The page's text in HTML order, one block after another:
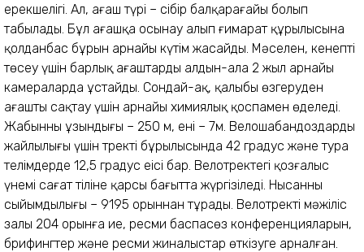
ерекшелігі. Ал, ағаш түрі – сібір балқарағайы болып
табылады. Бұл ағашқа осынау алып ғимарат құрылысына
қолданбас бұрын арнайы күтім жасайды. Мәселен, кенепті
төсеу үшін барлық ағаштарды алдын-ала 2 жыл арнайы
камераларда ұстайды. Сондай-ақ, қалыбы өзгеруден
ағашты сақтау үшін арнайы химиялық қоспамен өңделеді.
Жабынның ұзындығы – 250 м, ені – 7м. Велошабандоздардың
жайлылығы үшін тректің бұрылысында 42 градус және тура
телімдерде 12,5 градус еңісі бар. Велотректегі қозғалыс
үнемі сағат тіліне қарсы бағытта жүргізіледі. Нысанның
сыйымдылығы – 9195 орыннан тұрады. Велотректің мәжіліс
залы 204 орынға ие, ресми баспасөз конференцияларын,
брифингтер және ресми жиналыстар өткі­зуге арналған.